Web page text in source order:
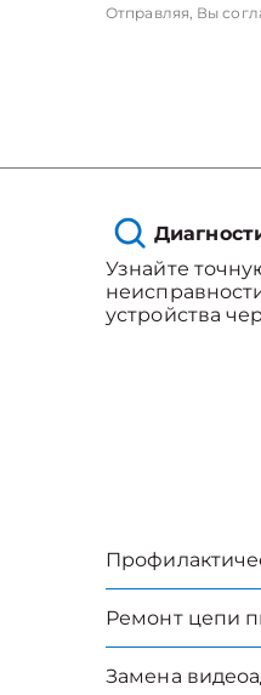
Отправляя, Вы
Узнайте
устройства
Ремонт цепи
Замена